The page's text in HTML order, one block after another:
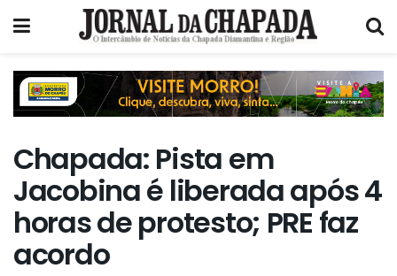
Chapada: Pista em
Jacobina é liberada após 4
horas de protesto; PRE faz
acordo